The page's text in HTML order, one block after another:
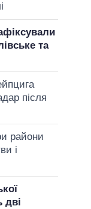
та
після
райони
і
дві